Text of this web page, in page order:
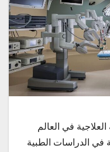
في العالم
في الدراسات الطبیة